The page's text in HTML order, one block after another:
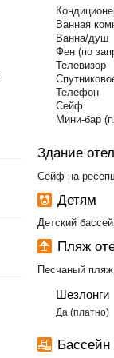
Ванная
Ванна/душ
Фен (по
Телевизор
Телефон
Сейф
Мини-бар
Здание
Сейф на
Детям
Детский
Пляж
Песчаный
Шезлонги
Да (платно)
Бассейн